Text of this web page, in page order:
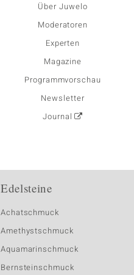
Über Juwelo
Moderatoren
Experten
Magazine
Programmvorschau
Newsletter
Journal
Edelsteine
Achatschmuck
Amethystschmuck
Aquamarinschmuck
Bernsteinschmuck